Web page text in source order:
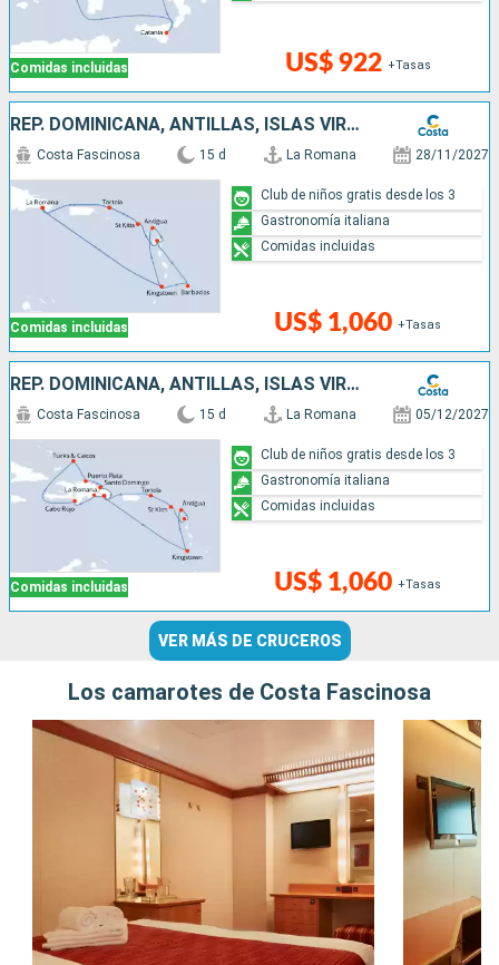
Comidas incluidas US$ 922 +Tasas
REP. DOMINICANA, ANTILLAS, ISLAS VÍRGENES
Comidas incluidas
Costa Fascinosa 15 d La Romana 28/11/2027
US$ 1,060 +Tasas
Club de niños gratis desde los 3
Gastronomía italiana
Comidas incluidas
REP. DOMINICANA, ANTILLAS, ISLAS VÍRGENES, TURKS E ISLAS CAICOS
Comidas incluidas
Costa Fascinosa 15 d La Romana 05/12/2027
US$ 1,060 +Tasas
Club de niños gratis desde los 3
Gastronomía italiana
Comidas incluidas
VER MÁS DE CRUCEROS
Los camarotes de Costa Fascinosa